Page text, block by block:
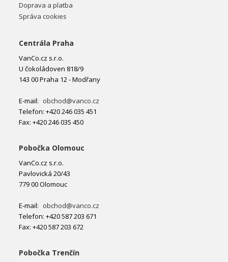
Doprava a platba
Správa cookies
Centrála Praha
VanCo.cz s.r.o.
U čokoládoven 818/9
143 00 Praha 12 - Modřany
E-mail: obchod@vanco.cz
Telefon: +420 246 035 451
Fax: +420 246 035 450
Pobočka Olomouc
VanCo.cz s.r.o.
Pavlovická 20/43
779 00 Olomouc
E-mail: obchod@vanco.cz
Telefon: +420 587 203 671
Fax: +420 587 203 672
Pobočka Trenčín